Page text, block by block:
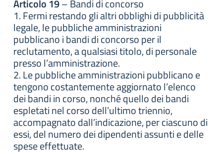
Articolo 19– Bandi di concorso
1. Fermi restando gli altri obblighi di pubblicità
legale, le pubbliche amministrazioni
pubblicano i bandi di concorso per il
reclutamento, a qualsiasi titolo, di personale
presso l’amministrazione.
2. Le pubbliche amministrazioni pubblicano e
tengono costantemente aggiornato l’elenco
dei bandi in corso, nonché quello dei bandi
espletati nel corso dell’ultimo triennio,
accompagnato dall’indicazione, per ciascuno di
essi, del numero dei dipendenti assunti e delle
spese effettuate.